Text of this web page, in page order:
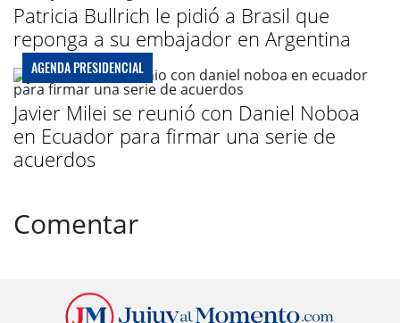
Patricia Bullrich le pidió a Brasil que
reponga a su embajador en Argentina
AGENDA PRESIDENCIAL
Javier Milei se reunió con Daniel Noboa
en Ecuador para firmar una serie de
acuerdos
Comentar